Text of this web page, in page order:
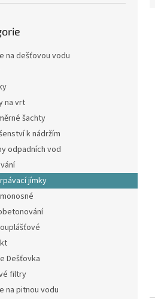
na dešťovou vodu
na vrt
šachty
k nádržím
odpadních vod
jímky
Dešťovka
filtry
na pitnou vodu